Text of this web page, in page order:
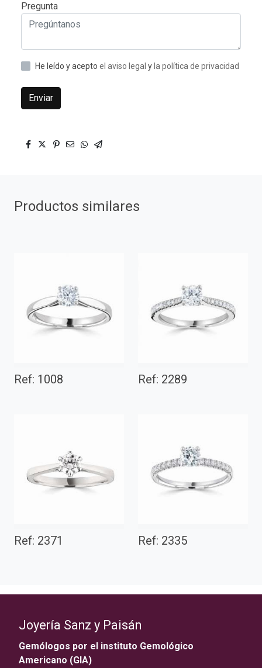
Pregunta
He leído y acepto el aviso legal y la política de privacidad
Enviar
Productos similares
Ref: 1008 Ref: 2289
Ref: 2371 Ref: 2335
Joyería Sanz y Paisán
Gemólogos por el instituto Gemológico
Americano (GIA)